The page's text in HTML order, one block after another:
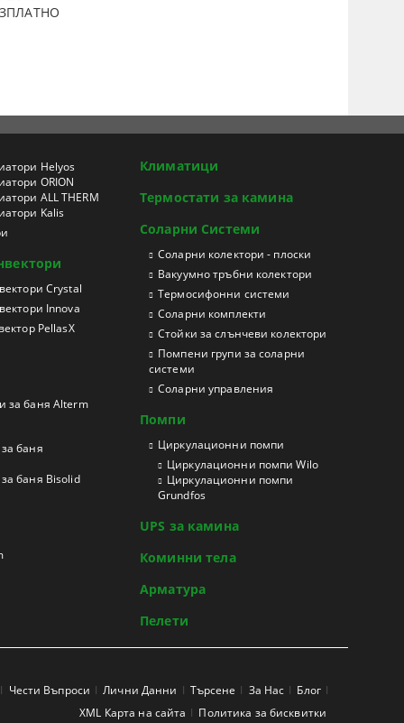
Helyos
ORION
ALL THERM
Kalis
Crystal
Innova
PellasX
за баня Alterm
баня
баня Bisolid
Климатици
Термостати за камина
Соларни Системи
Соларни колектори - плоски
Вакуумно тръбни колектори
Термосифонни системи
Соларни комплекти
Стойки за слънчеви колектори
Помпени групи за соларни
системи
Соларни управления
Помпи
Циркулационни помпи
Циркулационни помпи Wilo
Циркулационни помпи
Grundfos
UPS за камина
Коминни тела
Арматура
Пелети
Чести Въпроси Лични Данни Търсене За Нас
Блог
XML Карта на сайта
Политика за бисквитки